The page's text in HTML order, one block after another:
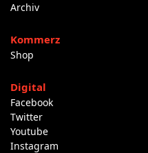
Archiv
Kommerz
Shop
Digital
Facebook
Twitter
Youtube
Instagram